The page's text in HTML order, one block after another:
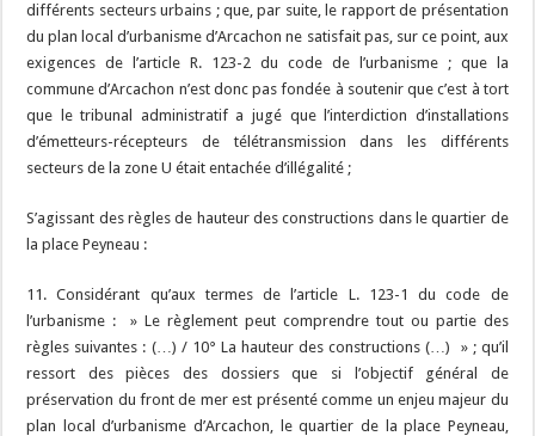
différents secteurs urbains ; que, par suite, le rapport de présentation
du plan local d’urbanisme d’Arcachon ne satisfait pas, sur ce point, aux
exigences de l’article R. 123-2 du code de l’urbanisme ; que la
commune d’Arcachon n’est donc pas fondée à soutenir que c’est à tort
que le tribunal administratif a jugé que l’interdiction d’installations
d’émetteurs-récepteurs de télétransmission dans les différents
secteurs de la zone U était entachée d’illégalité ;
S’agissant des règles de hauteur des constructions dans le quartier de
la place Peyneau :
11. Considérant qu’aux termes de l’article L. 123-1 du code de
l’urbanisme : » Le règlement peut comprendre tout ou partie des
règles suivantes : (…) / 10° La hauteur des constructions (…) » ; qu’il
ressort des pièces des dossiers que si l’objectif général de
préservation du front de mer est présenté comme un enjeu majeur du
plan local d’urbanisme d’Arcachon, le quartier de la place Peyneau,